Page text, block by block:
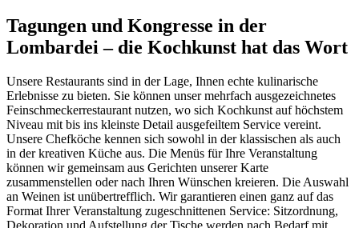
Tagungen und Kongresse in der
Lombardei – die Kochkunst hat das Wort
Unsere Restaurants sind in der Lage, Ihnen echte kulinarische
Erlebnisse zu bieten. Sie können unser mehrfach ausgezeichnetes
Feinschmeckerrestaurant nutzen, wo sich Kochkunst auf höchstem
Niveau mit bis ins kleinste Detail ausgefeiltem Service vereint.
Unsere Chefköche kennen sich sowohl in der klassischen als auch
in der kreativen Küche aus. Die Menüs für Ihre Veranstaltung
können wir gemeinsam aus Gerichten unserer Karte
zusammenstellen oder nach Ihren Wünschen kreieren. Die Auswahl
an Weinen ist unübertrefflich. Wir garantieren einen ganz auf das
Format Ihrer Veranstaltung zugeschnittenen Service: Sitzordnung,